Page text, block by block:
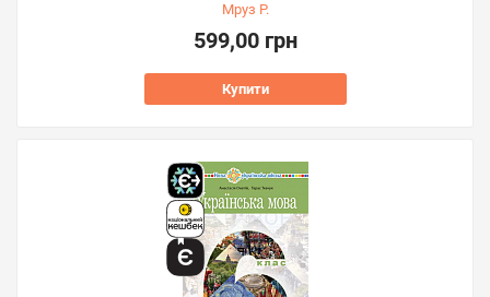
Мруз Р.
599,00 грн
Купити